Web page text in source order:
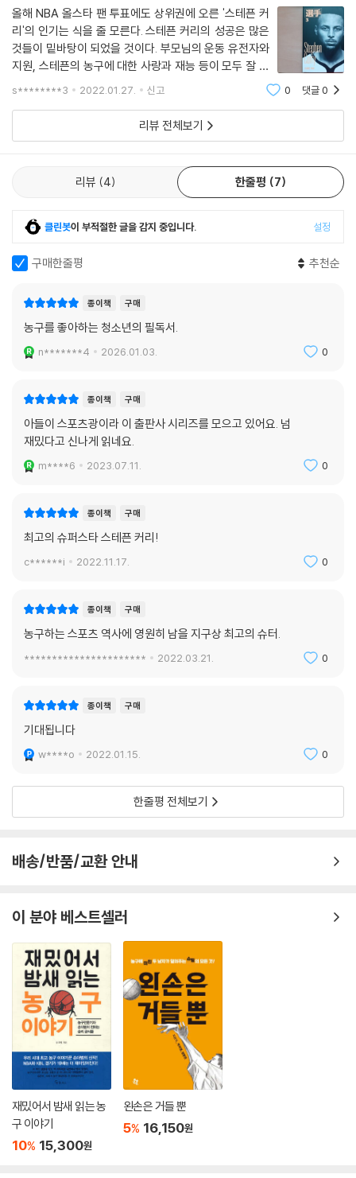
올해 NBA 올스타 팬 투표에도 상위권에 오른 '스테픈 커
리'의 인기는 식을 줄 모른다. 스테픈 커리의 성공은 많은
것들이 밑바탕이 되었을 것이다. 부모님의 운동 유전자와
지원, 스테픈의 농구에 대한 사랑과 재능 등이 모두 잘 맞
아서 훌륭한 선수가 될 수 있었을 것이다. 스테픈 커리를
리의 풀네임은 '웨델 스테픈 커리 2세'인
s********3 2022.01.27. 신고 0 댓글0
리뷰 전체보기
리뷰 4 한줄평 7
클린봇이 부적절한 글을 감지 중입니다. 설정
구매한줄평 추천순
종이책 구매
농구를 좋아하는 청소년의 필독서.
n*******4 2026.01.03. 0
종이책 구매
아들이 스포츠광이라 이 출판사 시리즈를 모으고 있어요. 넘
재밌다고 신나게 읽네요.
m****6 2023.07.11. 0
종이책 구매
최고의 슈퍼스타 스테픈 커리!
c******i 2022.11.17. 0
종이책 구매
농구하는 스포츠 역사에 영원히 남을 지구상 최고의 슈터.
********************** 2022.03.21. 0
종이책 구매
기대됩니다
w****o 2022.01.15. 0
한줄평 전체보기
배송/반품/교환 안내
이 분야 베스트셀러
재밌어서 밤새 읽는 농
구 이야기
10% 15,300원
왼손은 거들 뿐
5% 16,150원